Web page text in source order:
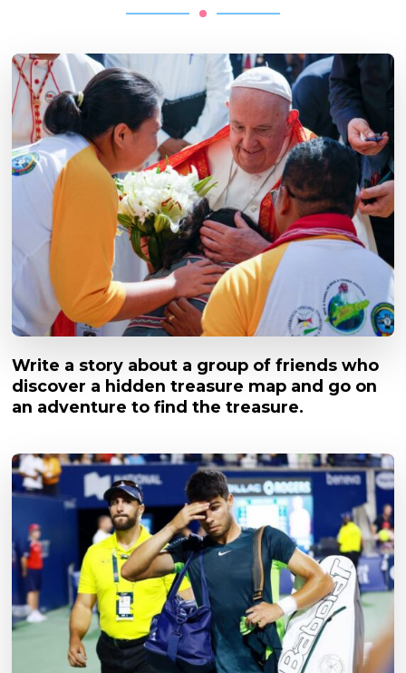
Write a story about a group of friends who
discover a hidden treasure map and go on
an adventure to find the treasure.